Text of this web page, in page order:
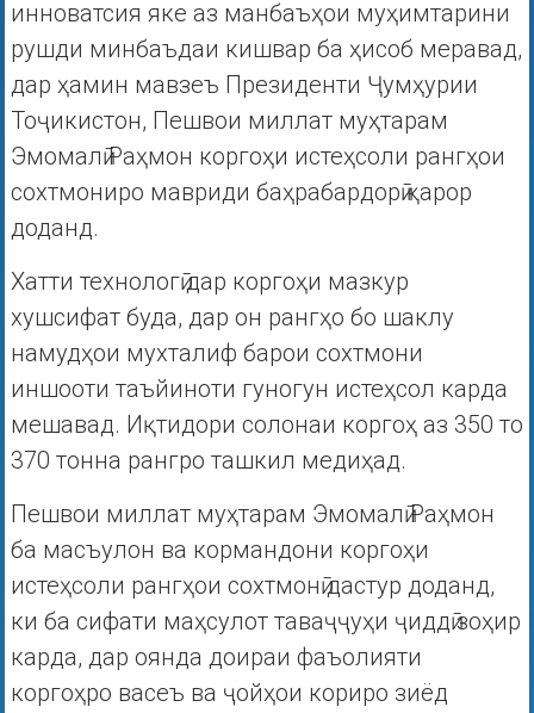
инноватсия яке аз манбаъҳои муҳимтарини
рушди минбаъдаи кишвар ба ҳисоб меравад,
дар ҳамин мавзеъ Президенти Ҷумҳурии
Тоҷикистон, Пешвои миллат муҳтарам
Эмомалӣ Раҳмон коргоҳи истеҳсоли рангҳои
сохтмониро мавриди баҳрабардорӣ қарор
доданд.
Хатти технологӣ дар коргоҳи мазкур
хушсифат буда, дар он рангҳо бо шаклу
намудҳои мухталиф барои сохтмони
иншооти таъйиноти гуногун истеҳсол карда
мешавад. Иқтидори солонаи коргоҳ аз 350 то
370 тонна рангро ташкил медиҳад.
Пешвои миллат муҳтарам Эмомалӣ Раҳмон
ба масъулон ва кормандони коргоҳи
истеҳсоли рангҳои сохтмонӣ дастур доданд,
ки ба сифати маҳсулот таваҷҷуҳи ҷиддӣ зоҳир
карда, дар оянда доираи фаъолияти
коргоҳро васеъ ва ҷойҳои кориро зиёд